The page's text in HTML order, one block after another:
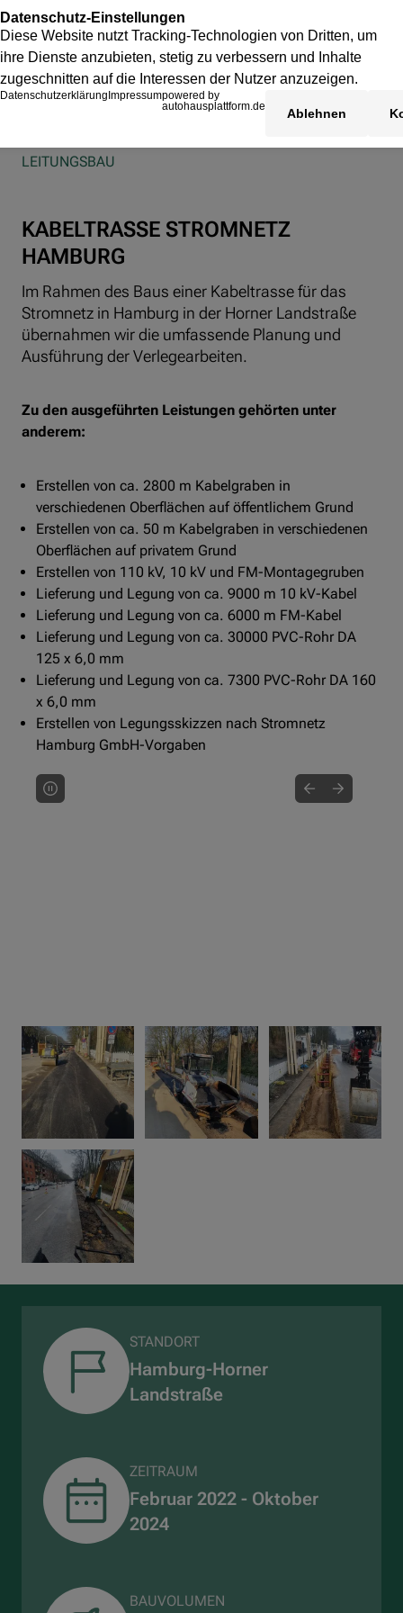
LEITUNGSBAU
KABELTRASSE STROMNETZ
HAMBURG
Im Rahmen des Baus einer Kabeltrasse für das
Stromnetz in Hamburg in der Horner Landstraße
übernahmen wir die umfassende Planung und
Ausführung der Verlegearbeiten.
Zu den ausgeführten Leistungen gehörten unter
anderem:
Erstellen von ca. 2800 m Kabelgraben in
verschiedenen Oberflächen auf öffentlichem Grund
Erstellen von ca. 50 m Kabelgraben in verschiedenen
Oberflächen auf privatem Grund
Erstellen von 110 kV, 10 kV und FM-Montagegruben
Lieferung und Legung von ca. 9000 m 10 kV-Kabel
Lieferung und Legung von ca. 6000 m FM-Kabel
Lieferung und Legung von ca. 30000 PVC-Rohr DA
125 x 6,0 mm
Lieferung und Legung von ca. 7300 PVC-Rohr DA 160
x 6,0 mm
Erstellen von Legungsskizzen nach Stromnetz
Hamburg GmbH-Vorgaben
STANDORT
Hamburg-Horner
Landstraße
ZEITRAUM
Februar 2022 - Oktober
2024
BAUVOLUMEN